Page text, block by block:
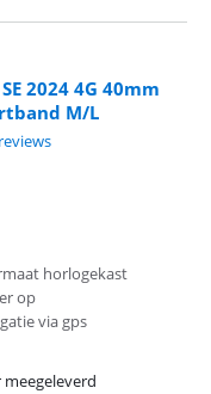
2024 4G 40mm
M/L
reviews.
horlogekast
op
via gps